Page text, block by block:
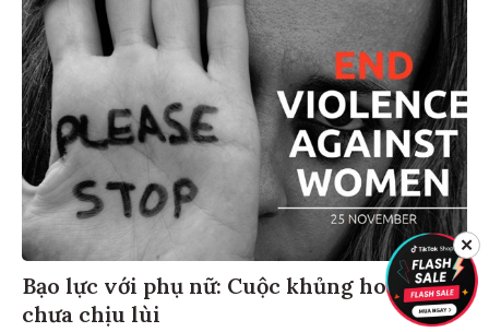
Bạo lực với phụ nữ: Cuộc khủng hoảng
chưa chịu lùi
✕